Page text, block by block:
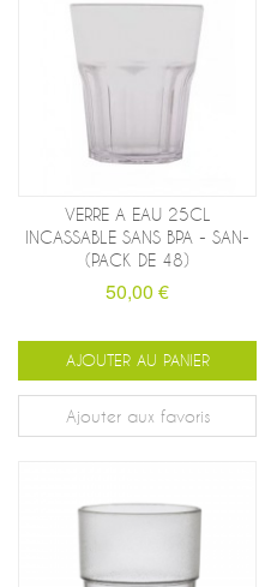
VERRE A EAU 25CL
INCASSABLE SANS BPA - SAN-
(PACK DE 48)
50,00 €
AJOUTER AU PANIER
Ajouter aux favoris